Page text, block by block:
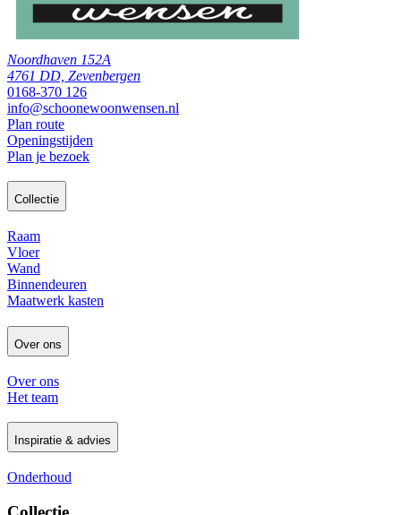
Noordhaven 152A
4761 DD, Zevenbergen
0168-370 126
info@schoonewoonwensen.nl
Plan route
Openingstijden
Plan je bezoek
Collectie
Raam
Vloer
Wand
Binnendeuren
Maatwerk kasten
Over ons
Over ons
Het team
Inspiratie & advies
Onderhoud